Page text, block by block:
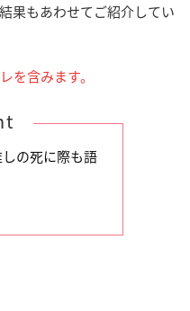
果もあわせてご紹介してい
を含みます。
の死に際も語